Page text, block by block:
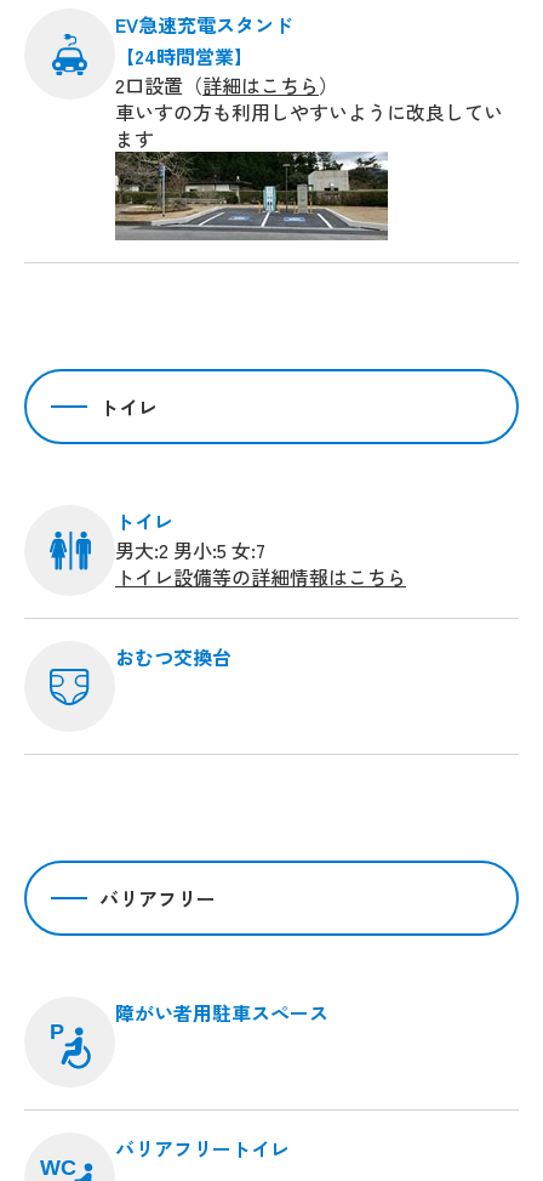
EV急速充電スタンド
【24時間営業】
2口設置（詳細はこちら）
車いすの方も利用しやすいように改良してい
ます
トイレ
トイレ
男大:2 男小:5 女:7
トイレ設備等の詳細情報はこちら
おむつ交換台
バリアフリー
P
障がい者用駐車スペース
WC
バリアフリートイレ